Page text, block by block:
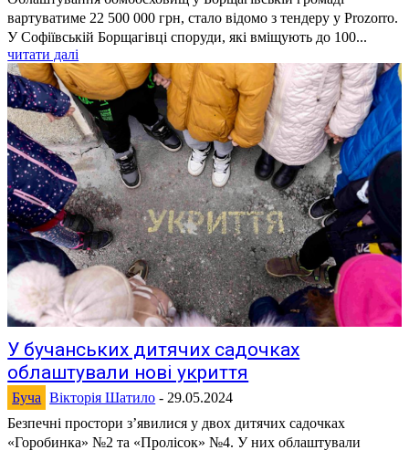
вартуватиме 22 500 000 грн, стало відомо з тендеру у Prozorro.
У Софіївській Борщагівці споруди, які вміщують до 100...
читати далі
У бучанських дитячих садочках
облаштували нові укриття
Буча Вікторія Шатило - 29.05.2024
Безпечні простори з’явилися у двох дитячих садочках
«Горобинка» №2 та «Пролісок» №4. У них облаштували